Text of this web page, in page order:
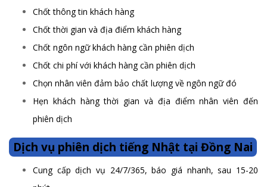
Chốt thông tin khách hàng
Chốt thời gian và địa điểm khách hàng
Chốt ngôn ngữ khách hàng cần phiên dịch
Chốt chi phí với khách hàng cần phiên dịch
Chọn nhân viên đảm bảo chất lượng về ngôn ngữ đó
Hẹn khách hàng thời gian và địa điểm nhân viên đến
phiên dịch
Dịch vụ phiên dịch tiếng Nhật tại Đồng Nai
Cung cấp dịch vụ 24/7/365, báo giá nhanh, sau 15-20